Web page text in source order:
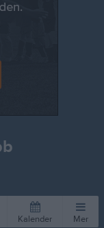
Kalender Mer